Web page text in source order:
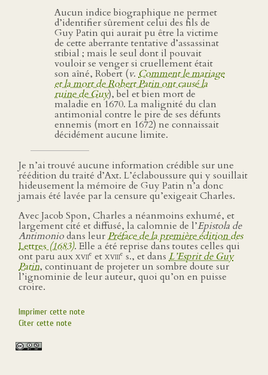
Aucun indice biographique ne permet
d’identifier sûrement celui des fils de
Guy Patin qui aurait pu être la victime
de cette aberrante tentative d’assassinat
stibial ; mais le seul dont il pouvait
vouloir se venger si cruellement était
son aîné, Robert (v. Comment le mariage
et la mort de Robert Patin ont causé la
ruine de Guy), bel et bien mort de
maladie en 1670. La malignité du clan
antimonial contre le pire de ses défunts
ennemis (mort en 1672) ne connaissait
décidément aucune limite.
Je n’ai trouvé aucune information crédible sur une
réédition du traité d’Axt. L’éclaboussure qui y souillait
hideusement la mémoire de Guy Patin n’a donc
jamais été lavée par la censure qu’exigeait Charles.
Avec Jacob Spon, Charles a néanmoins exhumé, et
largement cité et diffusé, la calomnie de l’Epistola de
Antimoniodans leurPréface de la première édition des
Lettres(1683). Elle a été reprise dans toutes celles qui
ont paru auxxviie etxviiie s., et dans L’Esprit de Guy
Patin, continuant de projeter un sombre doute sur
l’ignominie de leur auteur, quoi qu’on en puisse
croire.
Imprimer cette note
Citer cette note